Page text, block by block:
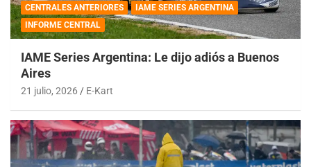
CENTRALES ANTERIORES
IAME SERIES ARGENTINA
INFORME CENTRAL
IAME Series Argentina: Le dijo adiós a Buenos
Aires
21 julio, 2026 E-Kart